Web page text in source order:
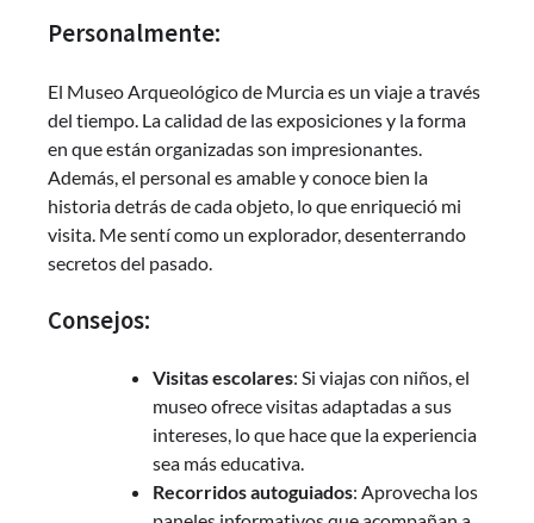
Personalmente:
El Museo Arqueológico de Murcia es un viaje a través
del tiempo. La calidad de las exposiciones y la forma
en que están organizadas son impresionantes.
Además, el personal es amable y conoce bien la
historia detrás de cada objeto, lo que enriqueció mi
visita. Me sentí como un explorador, desenterrando
secretos del pasado.
Consejos:
Visitas escolares: Si viajas con niños, el
museo ofrece visitas adaptadas a sus
intereses, lo que hace que la experiencia
sea más educativa.
Recorridos autoguiados: Aprovecha los